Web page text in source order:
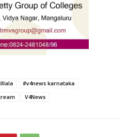
#v4news karnataka
V4News